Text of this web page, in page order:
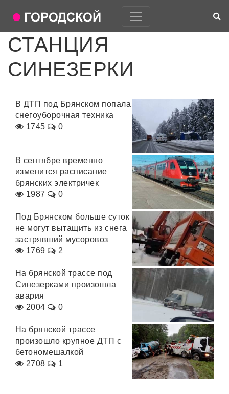
СТАНЦИЯ
СИНЕЗЕРКИ
В ДТП под Брянском попала
снегоуборочная техника
1745
0
В сентябре временно
изменится расписание
брянских электричек
1987
0
Под Брянском больше суток
не могут вытащить из снега
застрявший мусоровоз
1769
2
На брянской трассе под
Синезерками произошла
авария
2004
0
На брянской трассе
произошло крупное ДТП с
бетономешалкой
2708
1